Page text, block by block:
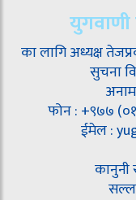
युगवाणी
का लागि अध्यक्ष
सुचना
फोन : +९७७
ईमेल :
कानुनी